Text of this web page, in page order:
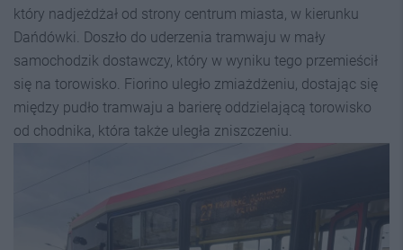
który nadjeżdżał od strony centrum miasta, w kierunku
Dańdówki. Doszło do uderzenia tramwaju w mały
samochodzik dostawczy, który w wyniku tego przemieścił
się na torowisko. Fiorino uległo zmiażdżeniu, dostając się
między pudło tramwaju a barierę oddzielającą torowisko
od chodnika, która także uległa zniszczeniu.